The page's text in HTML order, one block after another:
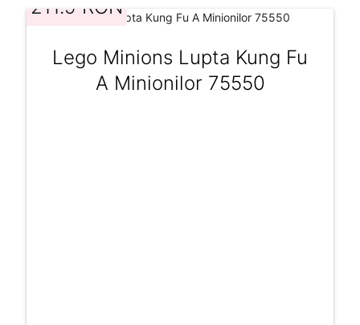
211.9 RON
Lego Minions Lupta Kung Fu
A Minionilor 75550